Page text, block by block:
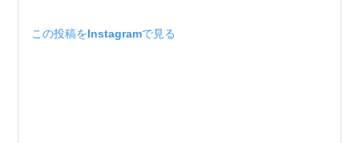
この投稿をInstagramで見る